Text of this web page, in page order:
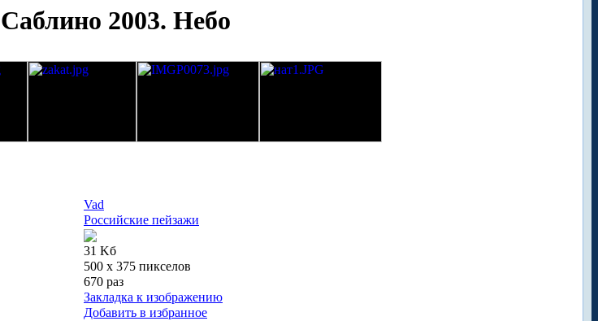
Саблино 2003. Небо
Vad
Российские пейзажи
31 Kб
500 x 375 пикселов
670 раз
Закладка к изображению
Добавить в избранное